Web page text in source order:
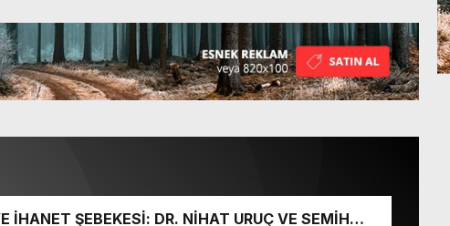
İHANET ŞEBEKESİ: DR. NİHAT URUÇ VE SEMİH